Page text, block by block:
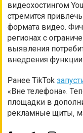
видеохостингом
стремится
формата видео.
регионах с
выявления
внедрения
Ранее TikTok
«Вне телефона».
площадки в
рекламные щиты,